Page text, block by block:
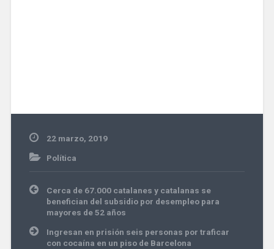
22 marzo, 2019
Política
Navegación
entradas
Cerca de 67.000 catalanes y catalanas se
benefician del subsidio por desempleo para
mayores de 52 años
Ingresan en prisión seis personas por traficar
con cocaína en un piso de Barcelona